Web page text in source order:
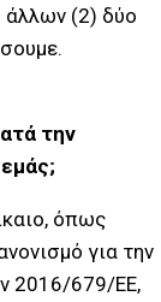
άλλων (2) δύο
την
όπως
για την
2016/679/ΕΕ,